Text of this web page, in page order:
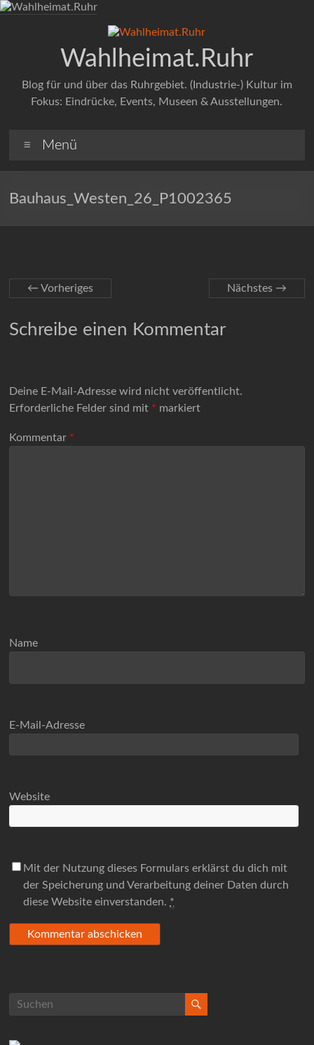
Zum
Wahlheimat.Ruhr
Blog für und über das Ruhrgebiet. (Industrie-) Kultur im
Fokus: Eindrücke, Events, Museen & Ausstellungen.
Menü
Bauhaus_Westen_26_P1002365
← Vorheriges Nächstes →
Schreibe einen Kommentar
Deine E-Mail-Adresse wird nicht veröffentlicht.
Erforderliche Felder sind mit * markiert
Kommentar *
Name
E-Mail-Adresse
Website
Mit der Nutzung dieses Formulars erklärst du dich mit
der Speicherung und Verarbeitung deiner Daten durch
diese Website einverstanden. *